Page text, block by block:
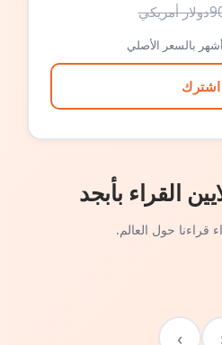
دولار أمريكي
اشترك
القراء بأبجد
قراءنا حول العالم.
›